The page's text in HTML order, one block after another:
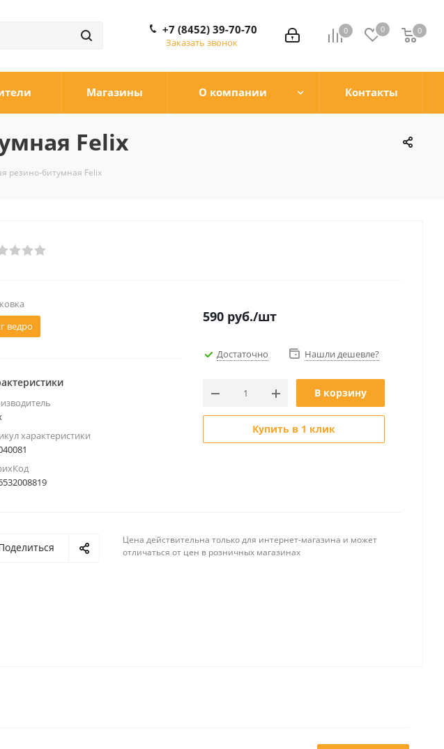
0 0 0
0
+7 (8452) 39-70-70
Заказать звонок
Магазины О компании Контакты
Felix
резино-битумная Felix
ведро
характеристики
590 руб./шт
Достаточно Нашли дешевле?
В корзину
Купить в 1 клик
Цена действительна только для интернет-магазина и может
отличаться от цен в розничных магазинах